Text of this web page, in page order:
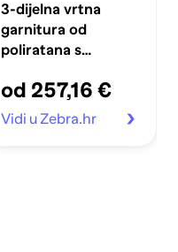
3-dijelna vrtna
garnitura od
poliratana s
od 257,16 €
Vidi u Zebra.hr